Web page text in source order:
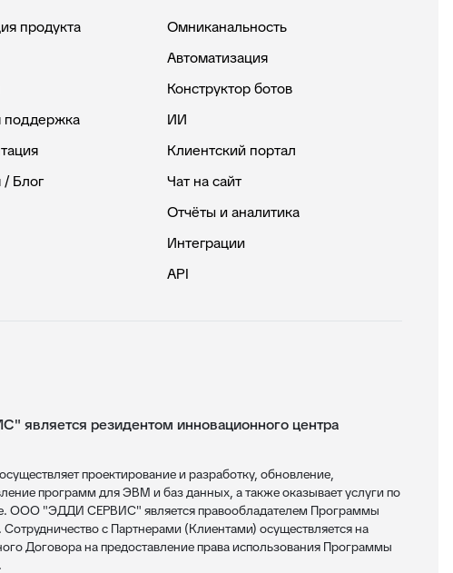
продукта
поддержка
Блог
Омниканальность
Автоматизация
Конструктор ботов
ИИ
Клиентский портал
Чат на сайт
Отчёты и аналитика
Интеграции
API
резидентом инновационного центра
проектирование и разработку, обновление,
программ для ЭВМ и баз данных, а также оказывает услуги по
ООО "ЭДДИ СЕРВИС" является правообладателем Программы
с Партнерами (Клиентами) осуществляется на
Договора на предоставление права использования Программы